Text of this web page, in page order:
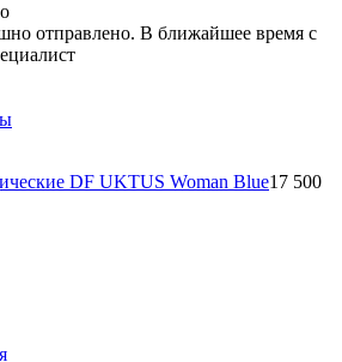
отправлено. В ближайшее время с
DF UKTUS Woman Blue17 500